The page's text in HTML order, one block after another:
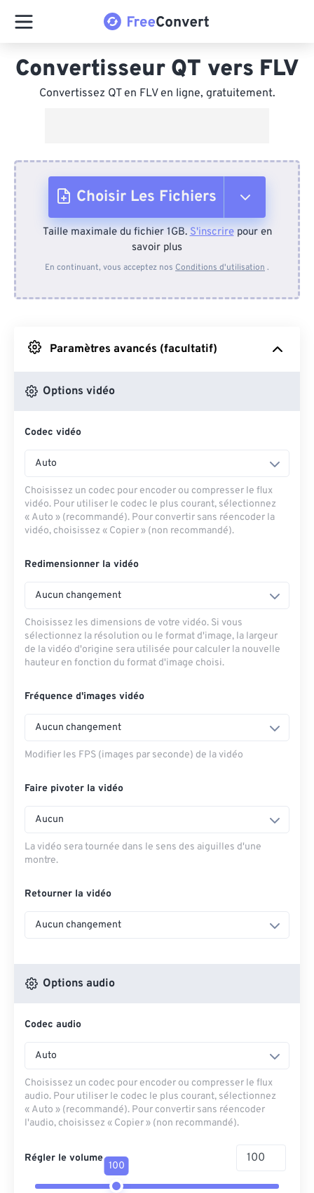
Convertisseur QT vers FLV
Convertissez QT en FLV en ligne, gratuitement.
Choisir Les Fichiers
Depuis l'appareil
Depuis Google Drive
Depuis OneDrive
Taille maximale du fichier 1GB.S'inscrirepour en
savoir plus
En continuant, vous acceptez nos Conditions d'utilisation .
Paramètres avancés (facultatif)
Options vidéo
Codec vidéo
Auto
Choisissez un codec pour encoder ou compresser le flux
vidéo. Pour utiliser le codec le plus courant, sélectionnez
« Auto » (recommandé). Pour convertir sans réencoder la
vidéo, choisissez « Copier » (non recommandé).
Redimensionner la vidéo
Aucun changement
Choisissez les dimensions de votre vidéo. Si vous
sélectionnez la résolution ou le format d'image, la largeur
de la vidéo d'origine sera utilisée pour calculer la nouvelle
hauteur en fonction du format d'image choisi.
Fréquence d'images vidéo
Aucun changement
Modifier les FPS (images par seconde) de la vidéo
Faire pivoter la vidéo
Aucun
La vidéo sera tournée dans le sens des aiguilles d'une
montre.
Retourner la vidéo
Aucun changement
Options audio
Codec audio
Auto
Choisissez un codec pour encoder ou compresser le flux
audio. Pour utiliser le codec le plus courant, sélectionnez
« Auto » (recommandé). Pour convertir sans réencoder
l'audio, choisissez « Copier » (non recommandé).
Régler le volume
100